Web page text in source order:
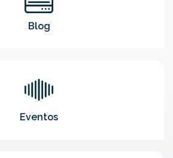
Blog
Eventos